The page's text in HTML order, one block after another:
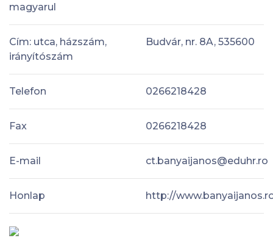
magyarul
Cím: utca, házszám,
irányítószám
Budvár, nr. 8A, 535600
Telefon 0266218428
Fax 0266218428
E-mail ct.banyaijanos@eduhr.ro
Honlap http://